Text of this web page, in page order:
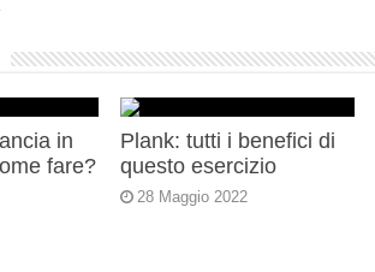
in
fare?
Plank: tutti i benefici di
questo esercizio
28 Maggio 2022